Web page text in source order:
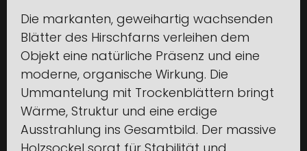
Die markanten, geweihartig wachsenden
Blätter des Hirschfarns verleihen dem
Objekt eine natürliche Präsenz und eine
moderne, organische Wirkung. Die
Ummantelung mit Trockenblättern bringt
Wärme, Struktur und eine erdige
Ausstrahlung ins Gesamtbild. Der massive